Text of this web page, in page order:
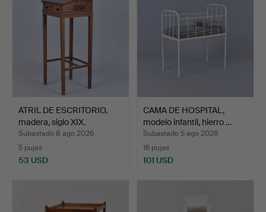
ATRIL DE ESCRITORIO,
madera, siglo XIX.
Subastado 8 ago 2026
5 pujas
53 USD
CAMA DE HOSPITAL,
modelo infantil, hierro …
Subastado 5 ago 2026
16 pujas
101 USD